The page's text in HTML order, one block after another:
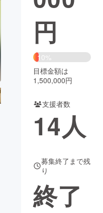
CAMPFIRE Creation
ya コミュニティ
円
10%
目標金額は
1,500,000円
支援者数
14人
募集終了まで残
り
終了